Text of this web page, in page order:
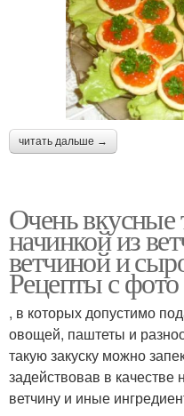
читать дальше →
Очень вкусные
начинкой из
ветчиной и
Рецепты с фото
, в которых допустимо
овощей, паштеты и
такую закуску можно
задействовав в
ветчину и иные